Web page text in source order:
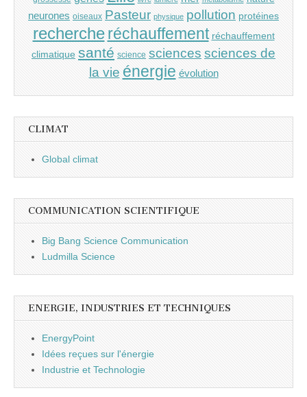
neurones oiseaux Pasteur physique pollution protéines
recherche réchauffement réchauffement
climatique santé science sciences sciences de
la vie énergie évolution
CLIMAT
Global climat
COMMUNICATION SCIENTIFIQUE
Big Bang Science Communication
Ludmilla Science
ENERGIE, INDUSTRIES ET TECHNIQUES
EnergyPoint
Idées reçues sur l'énergie
Industrie et Technologie